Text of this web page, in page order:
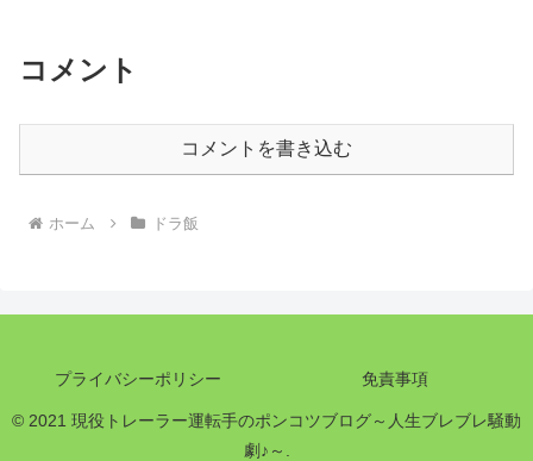
コメント
コメントを書き込む
ホーム ドラ飯
プライバシーポリシー 免責事項
© 2021 現役トレーラー運転手のポンコツブログ～人生ブレブレ騒動
劇♪～.